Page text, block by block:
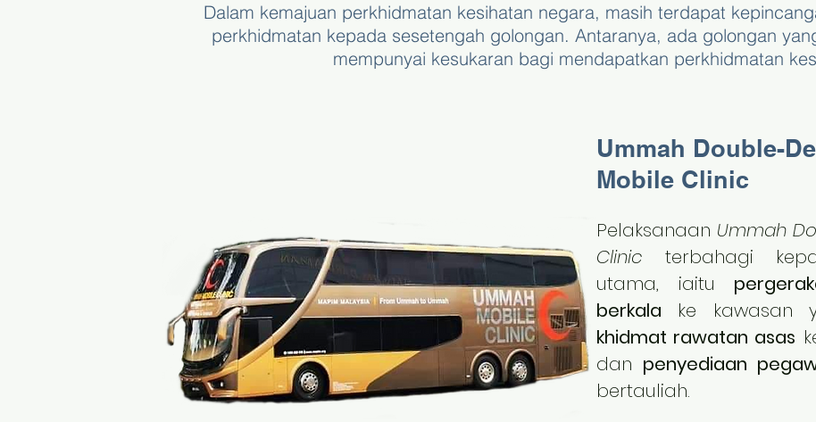
Dalam kemajuan perkhidmatan kesihatan negara, masih terdapat
perkhidmatan kepada sesetengah golongan. Antaranya, ada golongan
mempunyai kesukaran bagi mendapatkan perkhidmatan
Ummah Double-
Mobile Clinic
Pelaksanaan Ummah
Clinic terbahagi
utama, iaitu
berkala ke kawasan
khidmat rawatan asas
dan penyediaan
bertauliah.